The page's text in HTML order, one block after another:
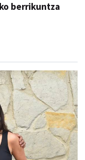
berrikuntza